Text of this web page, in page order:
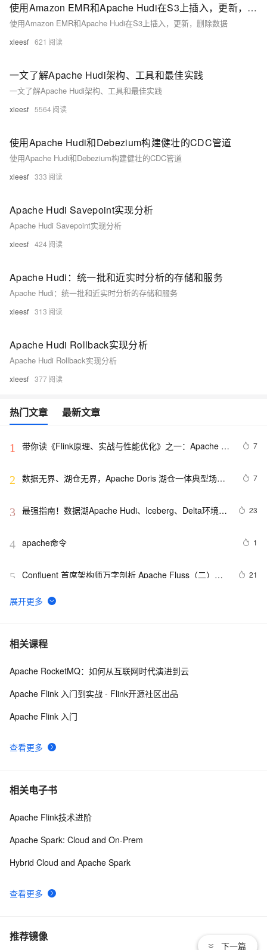
使用Amazon EMR和Apache Hudi在S3上插入，更新，删除数据
使用Amazon EMR和Apache Hudi在S3上插入，更新，删除数据
xleesf 621
一文了解Apache Hudi架构、工具和最佳实践
一文了解Apache Hudi架构、工具和最佳实践
xleesf 5564
使用Apache Hudi和Debezium构建健壮的CDC管道
使用Apache Hudi和Debezium构建健壮的CDC管道
xleesf 333
Apache Hudi Savepoint实现分析
Apache Hudi Savepoint实现分析
xleesf 424
Apache Hudi：统一批和近实时分析的存储和服务
Apache Hudi：统一批和近实时分析的存储和服务
xleesf 313
Apache Hudi Rollback实现分析
Apache Hudi Rollback实现分析
xleesf 377
热门文章 最新文章
1
带你读《Flink原理、实战与性能优化》之一：Apache
7
2 数据无界、湖仓无界，Apache Doris 湖仓一体典型场景
7
3 最强指南！数据湖Apache Hudi、Iceberg、Delta环境搭
23
4 apache命令 1
5 Confluent 首席架构师万字剖析 Apache Fluss（二）：
21
6
报错：SemanticException
java.lang.RuntimeException：Un
7 Apache Flink 2.1.0: 面向实时 Data + AI 全面升级，开
8 带你读《Apache Doris 案例集》——06 Apache   Doris
相关课程
查看更多
Apache RocketMQ：如何从互联网时代演进到云
Apache Flink 入门到实战 - Flink开源社区出品
Apache Flink 入门
相关电子书
查看更多
Apache Flink技术进阶
Apache Spark: Cloud and On-Prem
Hybrid Cloud and Apache Spark
推荐镜像
下一篇